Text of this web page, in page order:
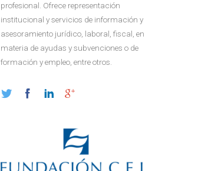
profesional. Ofrece representación
institucional y servicios de información y
asesoramiento jurídico, laboral, fiscal, en
materia de ayudas y subvenciones o de
formación y empleo, entre otros.